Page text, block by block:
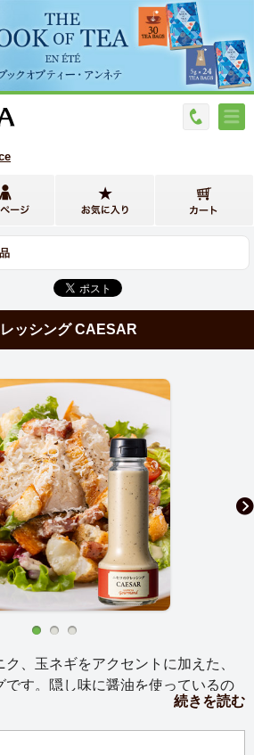
ッシング CAESAR
、玉ネギをアクセントに加えた、
です。隠し味に醤油を使っているの
相性が良いのが特徴。野菜はもちろ
もどうぞ。
続きを読む